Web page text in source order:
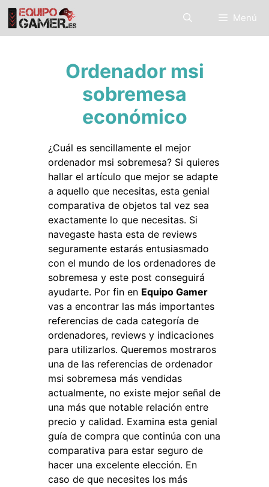
Saltar
contenido
Menú
Ordenador msi
sobremesa
económico
¿Cuál es sencillamente el mejor
ordenador msi sobremesa? Si quieres
hallar el artículo que mejor se adapte
a aquello que necesitas, esta genial
comparativa de objetos tal vez sea
exactamente lo que necesitas. Si
navegaste hasta esta de reviews
seguramente estarás entusiasmado
con el mundo de los ordenadores de
sobremesa y este post conseguirá
ayudarte. Por fin en Equipo Gamer
vas a encontrar las más importantes
referencias de cada categoría de
ordenadores, reviews y indicaciones
para utilizarlos. Queremos mostraros
una de las referencias de ordenador
msi sobremesa más vendidas
actualmente, no existe mejor señal de
una más que notable relación entre
precio y calidad. Examina esta genial
guía de compra que continúa con una
comparativa para estar seguro de
hacer una excelente elección. En
caso de que necesites los más